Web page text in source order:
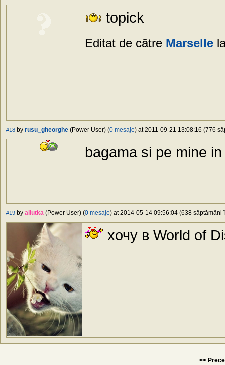
topick
Editat de către Marselle
#18 by rusu_gheorghe (Power User) (0 mesaje) at 2011-09-21 13:08:16 (776
bagama si pe mine
#19 by aliutka (Power User) (0 mesaje) at 2014-05-14 09:56:04 (638 săptămâni
хочу в World of
<<